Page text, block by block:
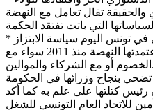
والحقيقة تقال تعامل مع النهضة
* رفض معظم المشهد السياسي في تونس اليوم سياسة الابتزاز
والترغيب والترهيب التي اعتمدتها النهضة منذ 2011 سواء مع
الخصوم أو مع الشركاء والموالين.
بنجاح وزرائها في الحكومة
رئيس كتلتها على علم به كما أكد